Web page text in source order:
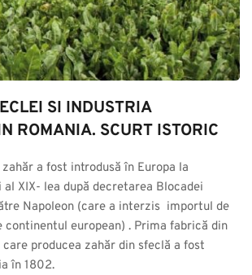
SI INDUSTRIA
ROMANIA. SCURT ISTORIC
XIX- lea după decretarea Blocadei
Napoleon (care a interzis  importul de
continentul european) . Prima fabrică din
producea zahăr din sfeclă a fost
în 1802.